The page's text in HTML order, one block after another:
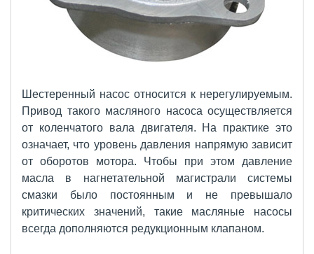
Шестеренный насос относится к нерегулируемым.
Привод такого масляного насоса осуществляется
от коленчатого вала двигателя. На практике это
означает, что уровень давления напрямую зависит
от оборотов мотора. Чтобы при этом давление
масла в нагнетательной магистрали системы
смазки было постоянным и не превышало
критических значений, такие масляные насосы
всегда дополняются редукционным клапаном.